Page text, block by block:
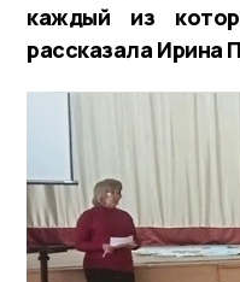
каждый из
рассказала Ирина